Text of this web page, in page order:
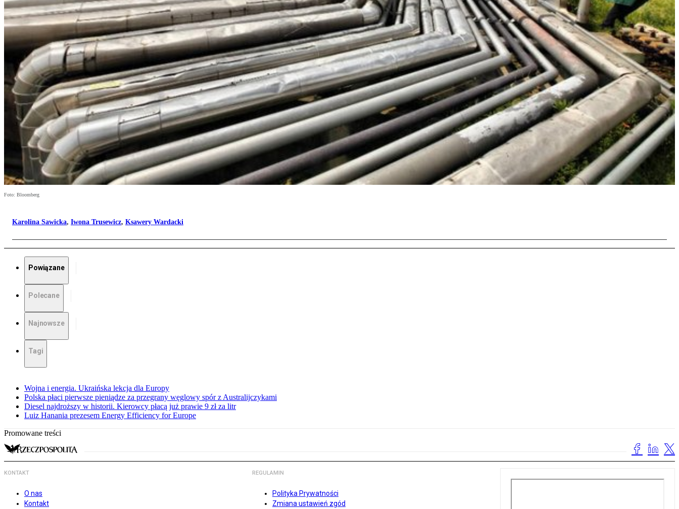
Foto: Bloomberg
Karolina Sawicka, Iwona Trusewicz, Ksawery Wardacki
Powiązane
Polecane
Najnowsze
Tagi
Wojna i energia. Ukraińska lekcja dla Europy
Polska płaci pierwsze pieniądze za przegrany węglowy spór z Australijczykami
Diesel najdroższy w historii. Kierowcy płacą już prawie 9 zł za litr
Luiz Hanania prezesem Energy Efficiency for Europe
Promowane treści
KONTAKT
O nas
Kontakt
REGULAMIN
Polityka Prywatności
Zmiana ustawień zgód